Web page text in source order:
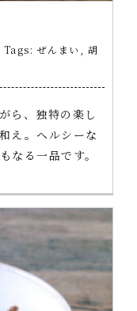
Tags: ぜんまい
胡
ら、独特の楽し
え。ヘルシーな
なる一品です。